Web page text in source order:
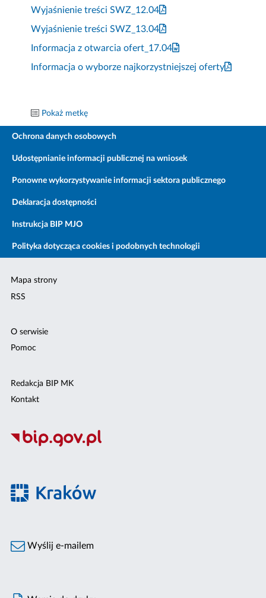
Wyjaśnienie treści SWZ_12.04
Wyjaśnienie treści SWZ_13.04
Informacja z otwarcia ofert_17.04
Informacja o wyborze najkorzystniejszej oferty
Pokaż metkę
Ochrona danych osobowych
Udostępnianie informacji publicznej na wniosek
Ponowne wykorzystywanie informacji sektora publicznego
Deklaracja dostępności
Instrukcja BIP MJO
Polityka dotycząca cookies i podobnych technologii
Mapa strony
RSS
O serwisie
Pomoc
Redakcja BIP MK
Kontakt
Wyślij e-mailem